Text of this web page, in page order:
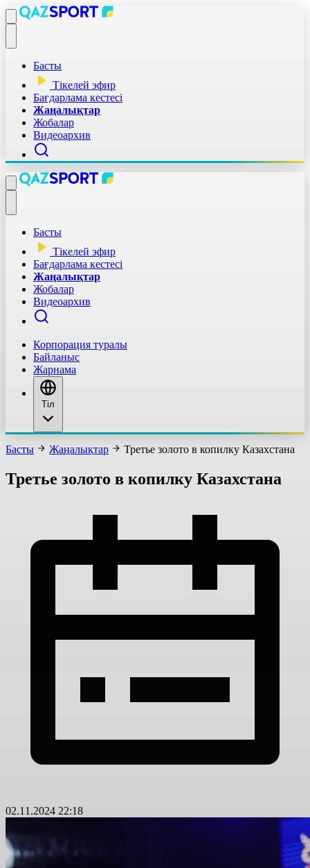
Басты
Тікелей эфир
Бағдарлама кестесі
Жаңалықтар
Жобалар
Видеоархив
Басты
Тікелей эфир
Бағдарлама кестесі
Жаңалықтар
Жобалар
Видеоархив
Корпорация туралы
Байланыс
Жарнама
Тіл
Басты Жаңалықтар Третье золото в копилку Казахстана
Третье золото в копилку Казахстана
02.11.2024 22:18